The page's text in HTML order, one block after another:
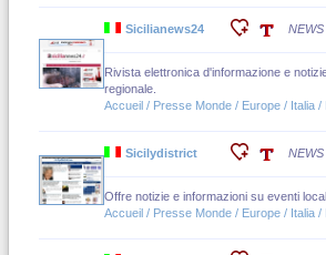
Sicilianews24 NEWS
Rivista elettronica d'informazione e
regionale.
Accueil / Presse Monde / Europe / Italia /
Sicilydistrict NEWS
Offre notizie e informazioni su eventi
Accueil / Presse Monde / Europe / Italia /